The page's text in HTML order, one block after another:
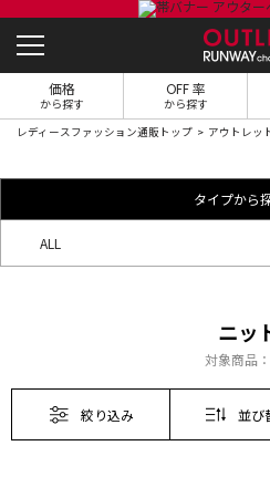
価格
から探す
OFF 率
から探す
レディースファッション通販トップ アウトレッ
タイプから
ALL
ニッ
対象商品：
絞り込み 並び